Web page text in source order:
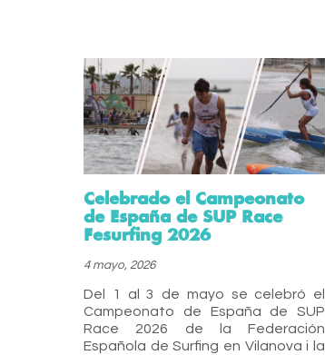
Celebrado el Campeonato
de España de SUP Race
Fesurfing 2026
4 mayo, 2026
Del 1 al 3 de mayo se celebró el
Campeonato de España de SUP
Race 2026 de la Federación
Española de Surfing en Vilanova i la